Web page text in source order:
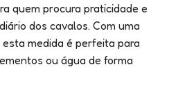
quem procura praticidade e
dos cavalos. Com uma
medida é perfeita para
ou água de forma